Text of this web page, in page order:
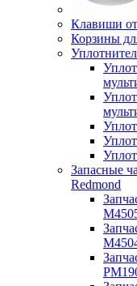
Клавиши
Корзины
Запасные
Redmond